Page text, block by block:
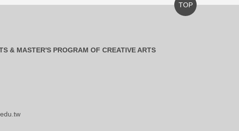
& MASTER'S PROGRAM OF CREATIVE ARTS
TOP